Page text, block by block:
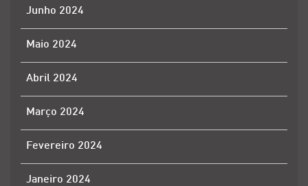
Junho 2024
Maio 2024
Abril 2024
Março 2024
Fevereiro 2024
Janeiro 2024